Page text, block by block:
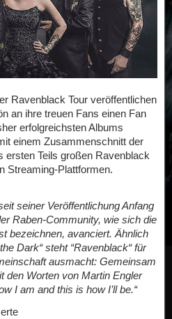
Ravenblack Tour veröffentlichen
an ihre treuen Fans einen Fan
erfolgreichsten Albums
einem Zusammenschnitt der
ersten Teils großen Ravenblack
Streaming-Plattformen.
seiner Veröffentlichung Anfang
Raben-Community, wie sich die
bezeichnen, avanciert. Ähnlich
Dark“ steht “Ravenblack“ für
ausmacht: Gemeinsam
den Worten von Martin Engler
I am and this is how I’ll be.“